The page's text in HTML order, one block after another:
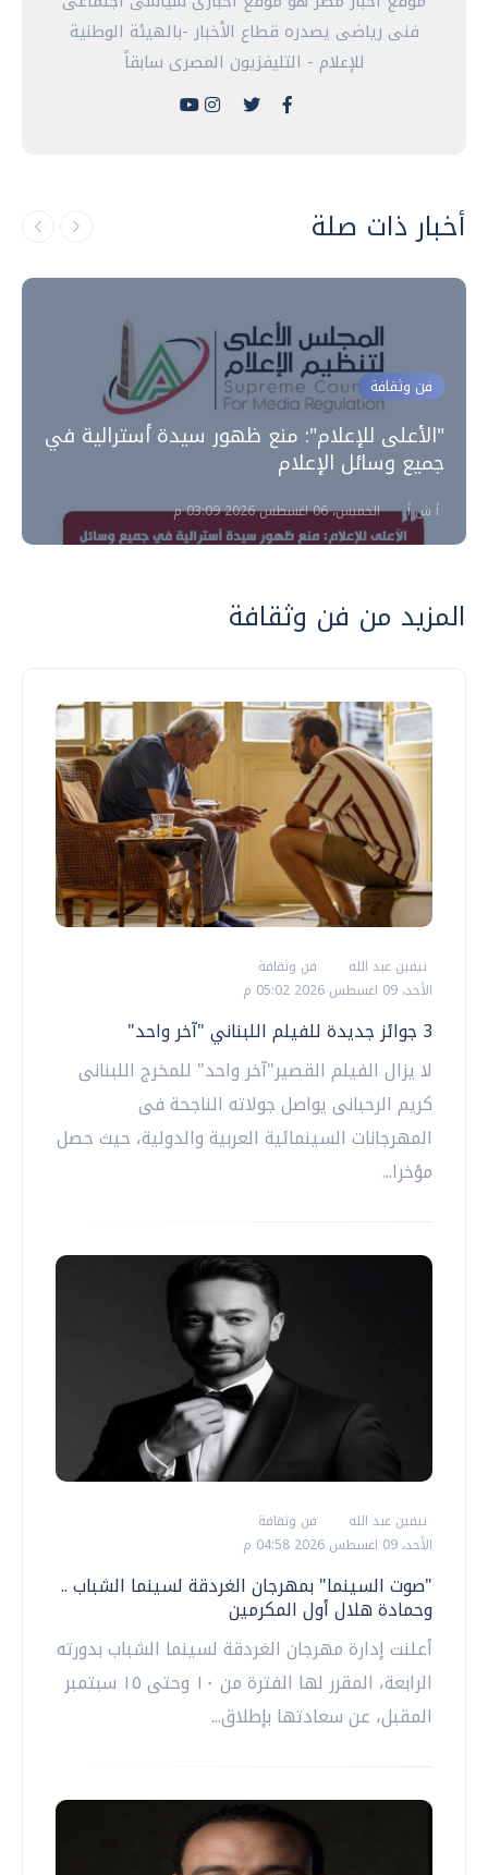
فنى رياضى يصدره قطاع الأخبار -بالهيئة الوطنية
للإعلام - التليفزيون المصرى سابقاً
أخبار ذات صلة
فن وثقافة
"الأعلى للإعلام": منع ظهور سيدة أسترالية في
جميع وسائل الإعلام
أ ش أ الخميس، 06 اغسطس 2026 03:09 م
المزيد من فن وثقافة
نيفين عبد الله
فن وثقافة
الأحد، 09 اغسطس 2026 05:02 م
3 جوائز جديدة للفيلم اللبناني "آخر واحد"
لا يزال الفيلم القصير"آخر واحد" للمخرج اللبنانى
كريم الرحبانى يواصل جولاته الناجحة فى
المهرجانات السينمائية العربية والدولية، حيث حصل
مؤخرا...
نيفين عبد الله
فن وثقافة
الأحد، 09 اغسطس 2026 04:58 م
"صوت السينما" بمهرجان الغردقة لسينما الشباب ..
وحمادة هلال أول المكرمين
أعلنت إدارة مهرجان الغردقة لسينما الشباب بدورته
الرابعة، المقرر لها الفترة من ١٠ وحتى ١٥ سبتمبر
المقبل، عن سعادتها بإطلاق...